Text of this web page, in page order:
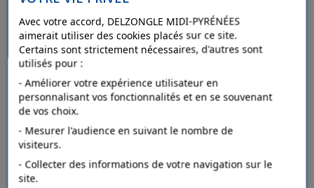
L'OUTIL PARFAIT Turbine Prod PAT PX90
Ajouter au comparateur
Avec votre accord, DELZONGLE MIDI-PYRÉNÉES
aimerait utiliser des cookies placés sur ce site.
Certains sont strictement nécessaires, d'autres sont
utilisés pour :
- Améliorer votre expérience utilisateur en
personnalisant vos fonctionnalités et en se souvenant
de vos choix.
- Mesurer l'audience en suivant le nombre de
visiteurs.
- Collecter des informations de votre navigation sur le
site.